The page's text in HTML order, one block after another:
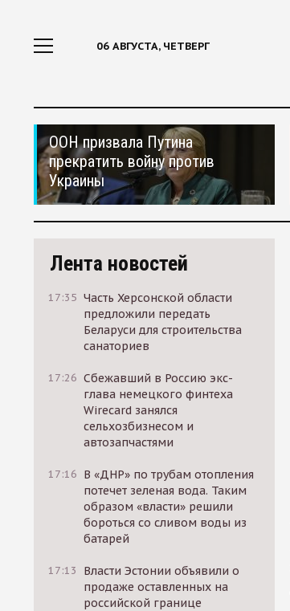
06 АВГУСТА, ЧЕТВЕРГ
ООН призвала Путина
прекратить войну против
Украины
Лента новостей
17:35 Часть Херсонской области
предложили передать
Беларуси для строительства
санаториев
17:26 Сбежавший в Россию экс-
глава немецкого финтеха
Wirecard занялся
сельхозбизнесом и
автозапчастями
17:16 В «ДНР» по трубам отопления
потечет зеленая вода. Таким
образом «власти» решили
бороться со сливом воды из
батарей
17:13
Власти Эстонии объявили о
продаже оставленных на
российской границе